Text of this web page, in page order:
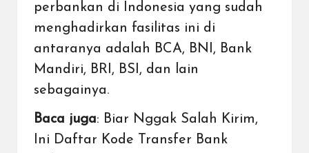
perbankan di Indonesia yang sudah
menghadirkan fasilitas ini di
antaranya adalah BCA, BNI, Bank
Mandiri, BRI, BSI, dan lain
sebagainya.
Baca juga: Biar Nggak Salah Kirim,
Ini Daftar Kode Transfer Bank